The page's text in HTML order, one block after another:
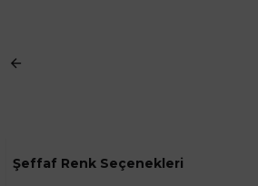
Şeffaf Renk Seçenekleri